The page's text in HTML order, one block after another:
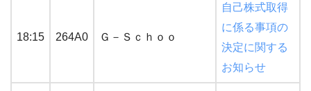
18:15 264A0 Ｇ－Ｓｃｈｏｏ
自己株式取得
に係る事項の
決定に関する
お知らせ